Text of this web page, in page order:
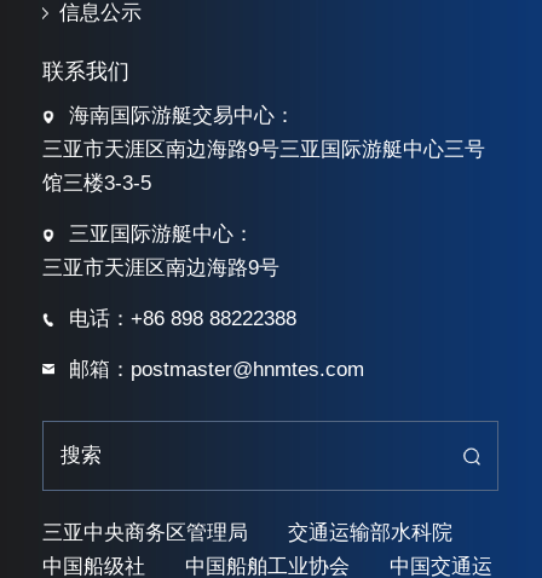
信息公示
联系我们
海南国际游艇交易中心：
三亚市天涯区南边海路9号三亚国际游艇中心三号
馆三楼3-3-5
三亚国际游艇中心：
三亚市天涯区南边海路9号
电话：+86 898 88222388
邮箱：postmaster@hnmtes.com
三亚中央商务区管理局
交通运输部水科院
中国船级社
中国船舶工业协会 中国交通运